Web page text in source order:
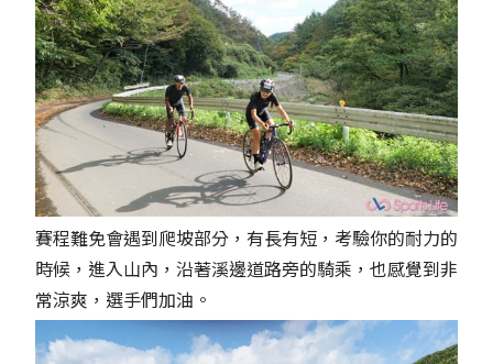
賽程難免會遇到爬坡部分，有長有短，考驗你的耐力的
時候，進入山內，沿著溪邊道路旁的騎乘，也感覺到非
常涼爽，選手們加油。